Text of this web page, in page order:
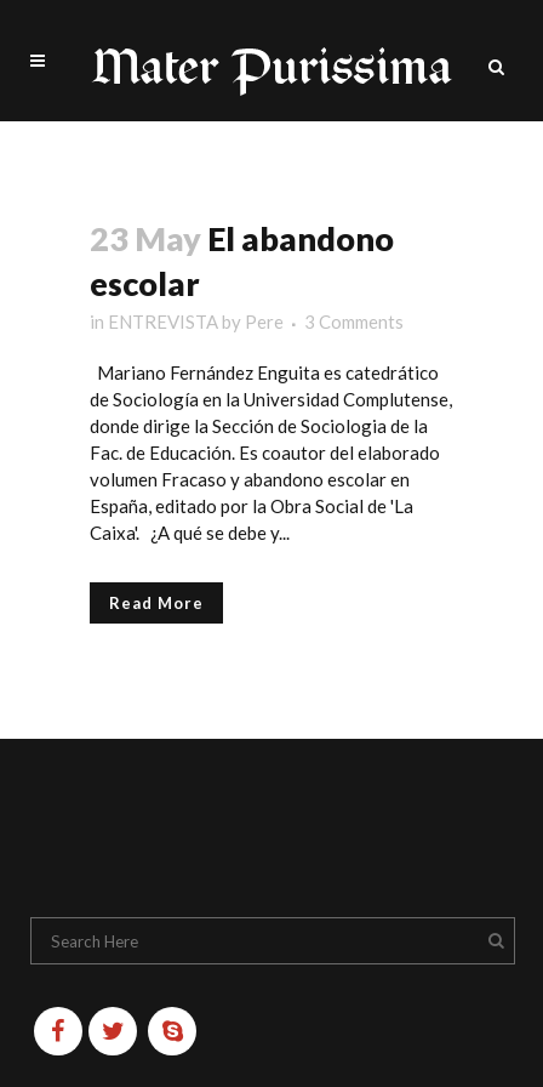
23 May El abandono
escolar
in ENTREVISTA by Pere 3 Comments
Mariano Fernández Enguita es catedrático
de Sociología en la Universidad Complutense,
donde dirige la Sección de Sociologia de la
Fac. de Educación. Es coautor del elaborado
volumen Fracaso y abandono escolar en
España, editado por la Obra Social de 'La
Caixa'. ¿A qué se debe y...
Read More